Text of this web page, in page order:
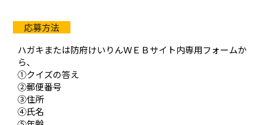
ハガキまたは防府けいりんＷＥＢサイト内専用フォームか
ら、
①クイズの答え
②郵便番号
③住所
④氏名